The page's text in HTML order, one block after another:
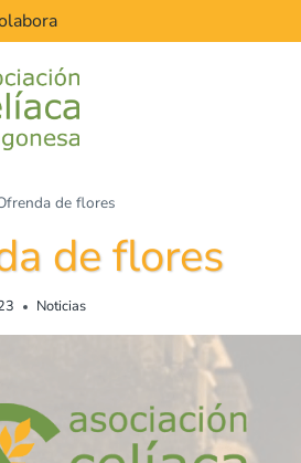
de flores
de flores
Noticias